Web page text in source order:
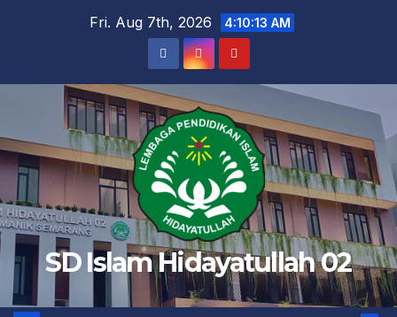
Fri. Aug 7th, 2026 4:10:14 AM
SD Islam Hidayatullah 02